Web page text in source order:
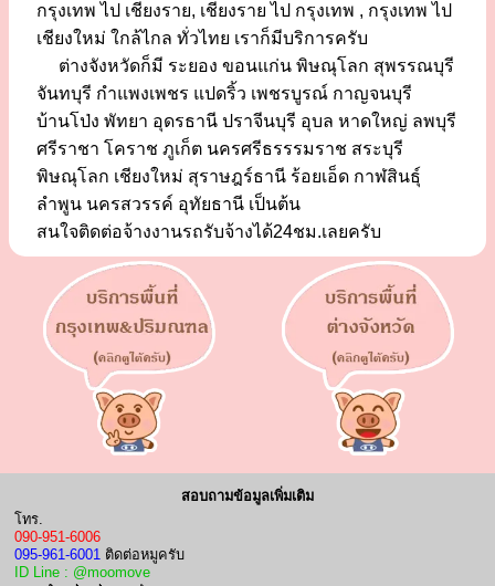
กรุงเทพ ไป เชียงราย, เชียงราย ไป กรุงเทพ , กรุงเทพ ไป
เชียงใหม่ ใกล้ไกล ทั่วไทย เราก็มีบริการครับ
ต่างจังหวัดก็มี ระยอง ขอนแก่น พิษณุโลก สุพรรณบุรี
จันทบุรี กำแพงเพชร แปดริ้ว เพชรบูรณ์ กาญจนบุรี
บ้านโป่ง พัทยา อุดรธานี ปราจีนบุรี อุบล หาดใหญ่ ลพบุรี
ศรีราชา โคราช ภูเก็ต นครศรีธรรรมราช สระบุรี
พิษณุโลก เชียงใหม่ สุราษฎร์ธานี ร้อยเอ็ด กาฬสินธุ์
ลำพูน นครสวรรค์ อุทัยธานี เป็นต้น
สนใจติดต่อจ้างงานรถรับจ้างได้24ชม.เลยครับ
สอบถามข้อมูลเพิ่มเติม
โทร.
090-951-6006
095-961-6001 ติดต่อหมูครับ
ID Line : @moomove